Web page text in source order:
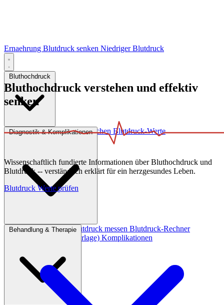
Ernaehrung Blutdruck senken Niedriger Blutdruck
Was ist Bluthochdruck?Ursachen Blutdruck-Werte
Diagnostik & Komplikationen
Symptome erkennenBlutdruck messen Blutdruck-Rechner
Blutdruckpass (Druckvorlage) Komplikationen
Bluthochdruck verstehen und effektiv
senken
Wissenschaftlich fundierte Informationen über Bluthochdruck und
Blutdruck -- verständlich erklärt für ein herzgesundes Leben.
Blutdruck Werte prüfen